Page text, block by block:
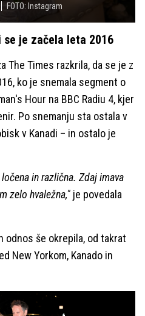
FOTO: Instagram
je začela leta 2016
The Times razkrila, da se je z
ko je snemala segment o
Hour na BBC Radiu 4, kjer
Po snemanju sta ostala v
v Kanadi – in ostalo je
in različna. Zdaj imava
zelo hvaležna," je povedala
odnos še okrepila, od takrat
New Yorkom, Kanado in